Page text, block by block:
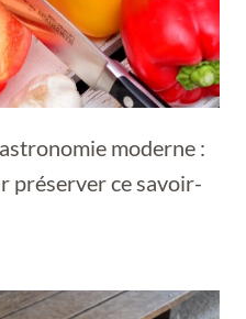
moderne :
préserver ce savoir-